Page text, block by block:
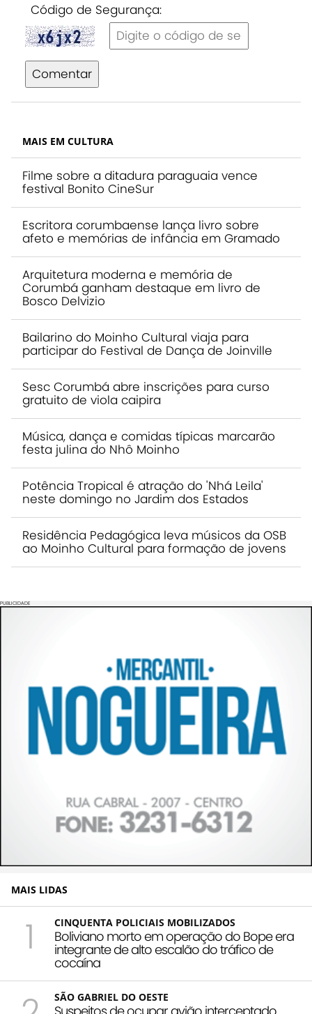
Código de Segurança:
Comentar
MAIS EM CULTURA
Filme sobre a ditadura paraguaia vence
festival Bonito CineSur
Escritora corumbaense lança livro sobre
afeto e memórias de infância em Gramado
Arquitetura moderna e memória de
Corumbá ganham destaque em livro de
Bosco Delvizio
Bailarino do Moinho Cultural viaja para
participar do Festival de Dança de Joinville
Sesc Corumbá abre inscrições para curso
gratuito de viola caipira
Música, dança e comidas típicas marcarão
festa julina do Nhô Moinho
Potência Tropical é atração do 'Nhá Leila'
neste domingo no Jardim dos Estados
Residência Pedagógica leva músicos da OSB
ao Moinho Cultural para formação de jovens
PUBLICIDADE
MAIS LIDAS
1 CINQUENTA POLICIAIS MOBILIZADOS
Boliviano morto em operação do Bope era
integrante de alto escalão do tráfico de
cocaína
SÃO GABRIEL DO OESTE